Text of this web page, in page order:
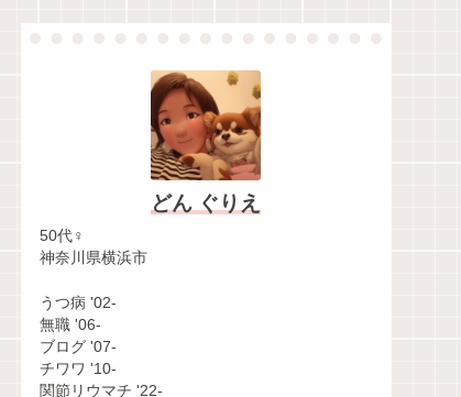
どん ぐりえ
50代♀
神奈川県横浜市
うつ病 '02-
無職 '06-
ブログ '07-
チワワ '10-
関節リウマチ '22-